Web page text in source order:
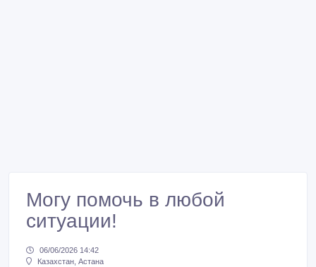
Могу помочь в любой
ситуации!
06/06/2026 14:42
Казахстан, Астана